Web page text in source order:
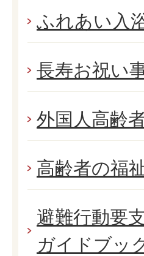
ふれあい入
長寿お祝い
外国人高齢
高齢者の福
避難行動要
ガイドブッ